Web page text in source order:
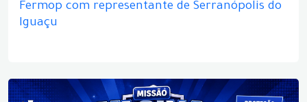
Fermop com representante de Serranópolis do
Iguaçu